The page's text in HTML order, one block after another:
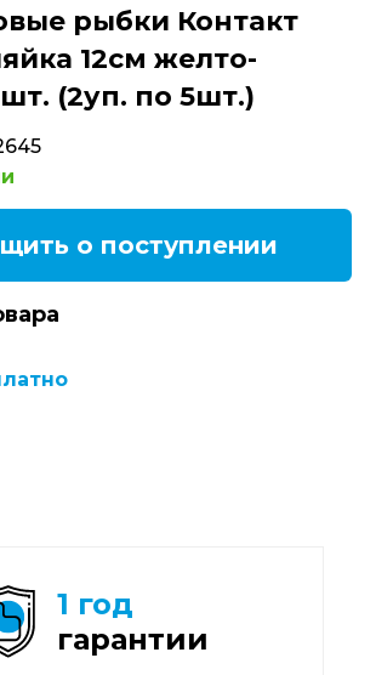
рыбки Контакт
12см желто-
(2уп. по 5шт.)
о поступлении
1 год
гарантии